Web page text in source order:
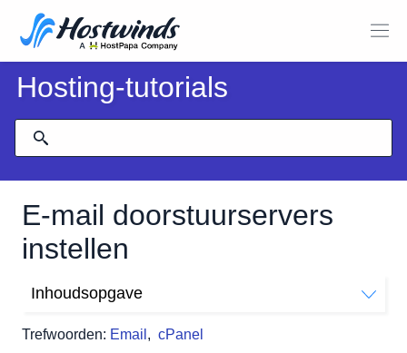
Hosting-tutorials
E-mail doorstuurservers
instellen
Trefwoorden: Email , cPanel
Inhoudsopgave
Hoe een e-mail-expediteur in te stellen via Webmail